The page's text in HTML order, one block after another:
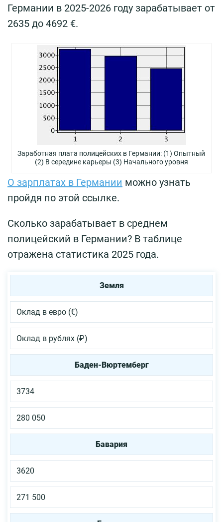
Германии в 2025-2026 году зарабатывает от
2635 до 4692 €.
Заработная плата полицейских в Германии: (1) Oпытный
(2) В середине карьеры (3) Начального уровня
О зарплатах в Германии можно узнать
пройдя по этой ссылке.
Сколько зарабатывает в среднем
полицейский в Германии? В таблице
отражена статистика 2025 года.
Земля
Оклад в евро (€)
Оклад в рублях (₽)
Баден-Вюртемберг
3734
280 050
Бавария
3620
271 500